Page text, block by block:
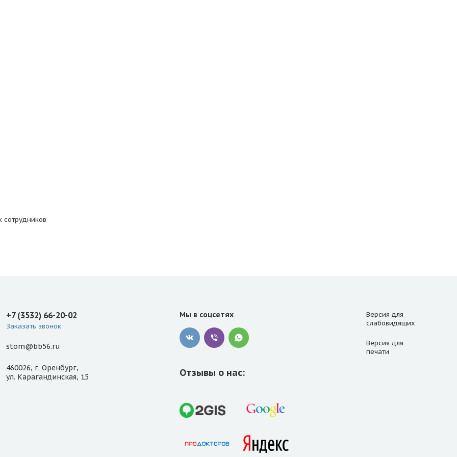
сотрудников
+7 (3532) 66-20-02
Заказать звонок
stom@bb56.ru
460026, г. Оренбург,
ул. Карагандинская, 15
Мы в соцсетях
Отзывы о нас:
Версия для
слабовидящих
Версия для
печати